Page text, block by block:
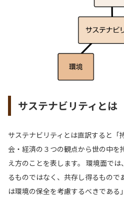
サステナビリティとは
サステナビリティとは直訳すると「
会・経済の３つの観点から世の中を
え方のことを表します。 環境面で
るものではなく、共存し得るもので
は環境の保全を考慮するべきであ